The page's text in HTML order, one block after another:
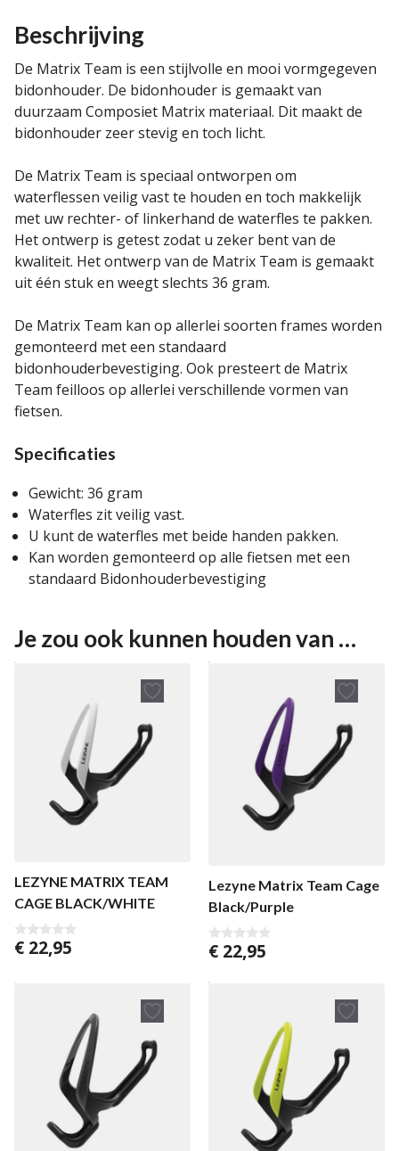
Beschrijving
De Matrix Team is een stijlvolle en mooi vormgegeven
bidonhouder. De bidonhouder is gemaakt van
duurzaam Composiet Matrix materiaal. Dit maakt de
bidonhouder zeer stevig en toch licht.
De Matrix Team is speciaal ontworpen om
waterflessen veilig vast te houden en toch makkelijk
met uw rechter- of linkerhand de waterfles te pakken.
Het ontwerp is getest zodat u zeker bent van de
kwaliteit. Het ontwerp van de Matrix Team is gemaakt
uit één stuk en weegt slechts 36 gram.
De Matrix Team kan op allerlei soorten frames worden
gemonteerd met een standaard
bidonhouderbevestiging. Ook presteert de Matrix
Team feilloos op allerlei verschillende vormen van
fietsen.
Specificaties
Gewicht: 36 gram
Waterfles zit veilig vast.
U kunt de waterfles met beide handen pakken.
Kan worden gemonteerd op alle fietsen met een
standaard Bidonhouderbevestiging
Je zou ook kunnen houden van …
LEZYNE MATRIX TEAM
CAGE BLACK/WHITE
0
n
€ 22,95
Lezyne Matrix Team Cage
Black/Purple
0
n
€ 22,95